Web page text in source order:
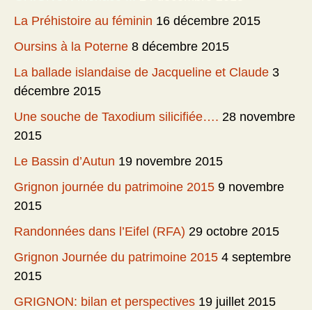
La Préhistoire au féminin 16 décembre 2015
Oursins à la Poterne 8 décembre 2015
La ballade islandaise de Jacqueline et Claude 3
décembre 2015
Une souche de Taxodium silicifiée…. 28 novembre
2015
Le Bassin d’Autun 19 novembre 2015
Grignon journée du patrimoine 2015 9 novembre
2015
Randonnées dans l’Eifel (RFA) 29 octobre 2015
Grignon Journée du patrimoine 2015 4 septembre
2015
GRIGNON: bilan et perspectives 19 juillet 2015